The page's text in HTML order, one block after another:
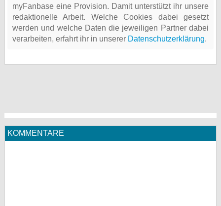
myFanbase eine Provision. Damit unterstützt ihr unsere
redaktionelle Arbeit. Welche Cookies dabei gesetzt
werden und welche Daten die jeweiligen Partner dabei
verarbeiten, erfahrt ihr in unserer Datenschutzerklärung.
KOMMENTARE